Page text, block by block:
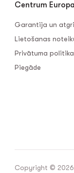
Centrum Europa
Garantija un
Lietošanas
Privātuma politika
Piegāde
Copyright © 2026